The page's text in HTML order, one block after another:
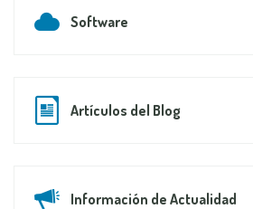
Software
Artículos del Blog
Información de Actualidad